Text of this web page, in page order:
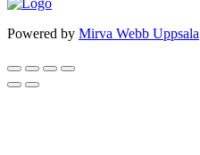
Powered by Mirva Webb Uppsala